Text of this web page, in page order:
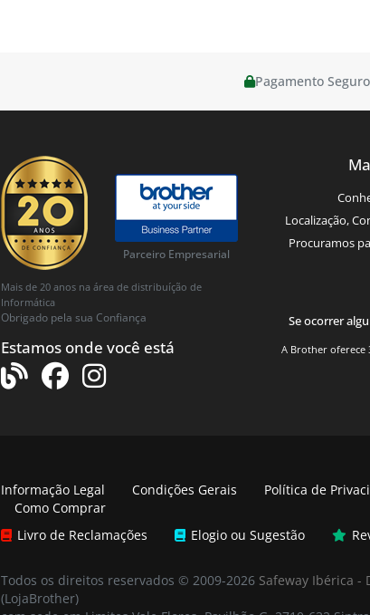
Pagamento
Parceiro Empresarial
Mais de 20 anos na área de distribuíção de
Informática
Obrigado pela sua Confiança
Estamos onde você está
Localização,
Procuramos
Se ocorrer
A Brother oferece
Informação Legal Condições Gerais Política de
Como Comprar
Livro de Reclamações
Elogio ou Sugestão
Todos os direitos reservados © 2009-2026 Safeway Ibérica -
(LojaBrother)